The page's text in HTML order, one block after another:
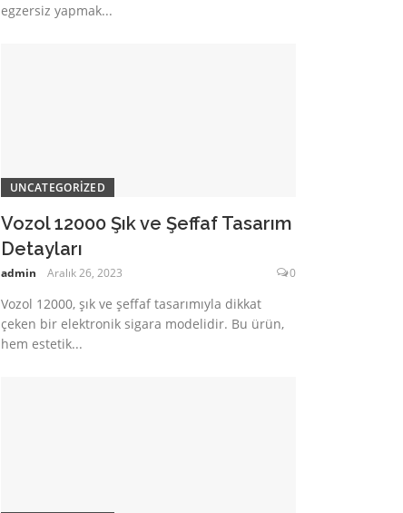
egzersiz yapmak...
UNCATEGORIZED
Vozol 12000 Şık ve Şeffaf Tasarım
Detayları
admin Aralık 26, 2023 0
Vozol 12000, şık ve şeffaf tasarımıyla dikkat
çeken bir elektronik sigara modelidir. Bu ürün,
hem estetik...